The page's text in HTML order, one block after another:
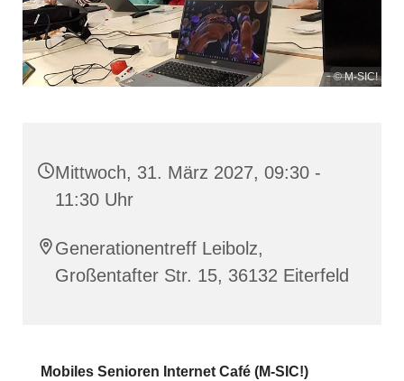
© M-SIC!
Mittwoch, 31. März 2027, 09:30 -
11:30 Uhr
Generationentreff Leibolz,
Großentafter Str. 15, 36132 Eiterfeld
Mobiles Senioren Internet Café (M-SIC!)